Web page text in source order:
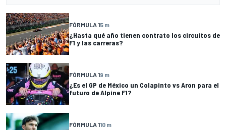
FÓRMULA 15 m
¿Hasta qué año tienen contrato los circuitos de
F1 y las carreras?
FÓRMULA 19 m
¿Es el GP de México un Colapinto vs Aron para el
futuro de Alpine F1?
FÓRMULA 110 m